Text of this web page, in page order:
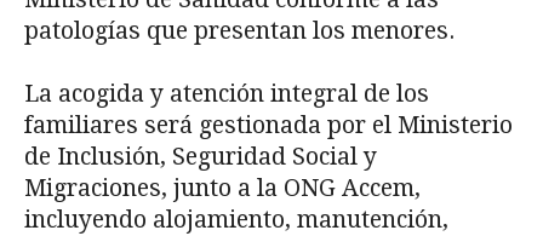
patologías que presentan los menores.
La acogida y atención integral de los
familiares será gestionada por el Ministerio
de Inclusión, Seguridad Social y
Migraciones, junto a la ONG Accem,
incluyendo alojamiento, manutención,